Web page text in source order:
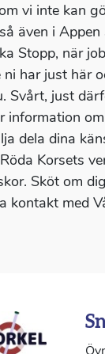
vi inte kan
även i
Stopp, när
har just här
just
dela dina
Korsets
Sköt om
kontakt med